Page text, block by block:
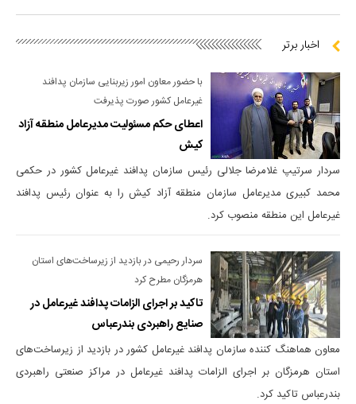
اخبار برتر
با حضور معاون امور زیربنایی سازمان پدافند
غیرعامل کشور صورت پذیرفت
اعطای حکم مسئولیت مدیرعامل منطقه آزاد
کیش
سردار سرتیپ غلامرضا جلالی رئیس سازمان پدافند غیرعامل کشور در حکمی
محمد کبیری مدیرعامل سازمان منطقه آزاد کیش را به عنوان رئیس پدافند
غیرعامل این منطقه منصوب کرد.
سردار رحیمی در بازدید از زیرساخت‌های استان
هرمزگان مطرح کرد
تاکید بر اجرای الزامات پدافند غیرعامل در
صنایع راهبردی بندرعباس
معاون هماهنگ کننده سازمان پدافند غیرعامل کشور در بازدید از زیرساخت‌های
استان هرمزگان بر اجرای الزامات پدافند غیرعامل در مراکز صنعتی راهبردی
بندرعباس تاکید کرد.